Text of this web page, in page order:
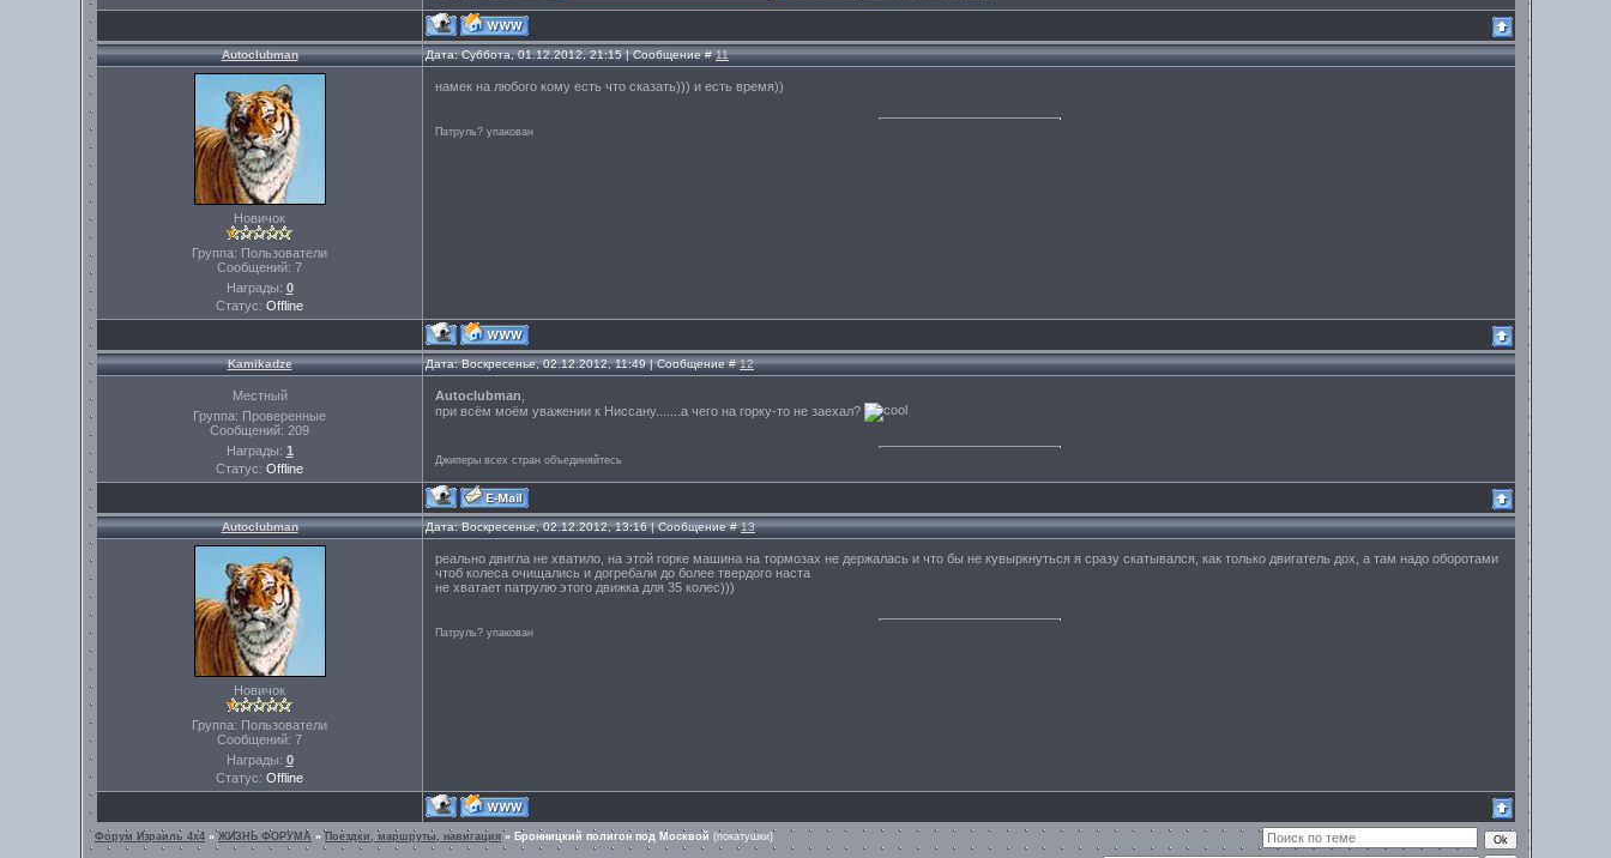
Autoclubman Дата: Суббота, 01.12.2012, 21:15 | Сообщение #11
Новичок
Группа: Пользователи
Сообщений: 7
Награды: 0
Статус: Offline
намек на любого кому есть что сказать))) и есть время))
Патруль? упакован
Kamikadze Дата: Воскресенье, 02.12.2012, 11:49 | Сообщение #12
Местный
Группа: Проверенные
Сообщений: 209
Награды: 1
Статус: Offline
Autoclubman
при всём моём уважении к Ниссану.......а чего на горку-то не заехал?
Джиперы всех стран объединяйтесь
Autoclubman Дата: Воскресенье, 02.12.2012, 13:16 | Сообщение #13
Новичок
Группа: Пользователи
Сообщений: 7
Награды: 0
Статус: Offline
реально двигла не хватило, на этой горке машина на тормозах не держалась и что бы не кувыркнуться я сразу скатывался, как только двигатель дох, а там надо оборотами
чтоб колеса очищались и догребали до более твердого наста
не хватает патрулю этого движка для 35 колес)))
Патруль? упакован
Форум Израиль 4х4 » ЖИЗНЬ ФОРУМА » Поездки, маршруты, навигация » Бронницкий полигон под Москвой (покатушки)